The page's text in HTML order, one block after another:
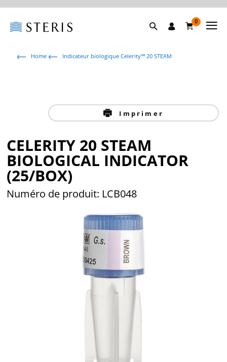
0
Home Indicateur biologique Celerity™ 20 STEAM
Imprimer
CELERITY 20 STEAM
BIOLOGICAL INDICATOR
(25/BOX)
Numéro de produit: LCB048